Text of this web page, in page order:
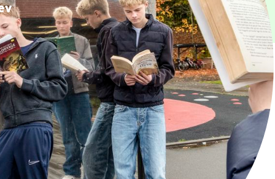
viden, vi har om
seneste større
unges læsning
læsning i en
og på